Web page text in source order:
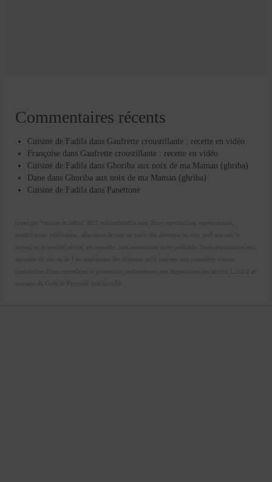
Commentaires récents
Cuisine de Fadila dans Gaufrette croustillante : recette en vidéo
Françoise dans Gaufrette croustillante : recette en vidéo
Cuisine de Fadila dans Ghoriba aux noix de ma Maman (ghriba)
Dane dans Ghoriba aux noix de ma Maman (ghriba)
Cuisine de Fadila dans Panettone